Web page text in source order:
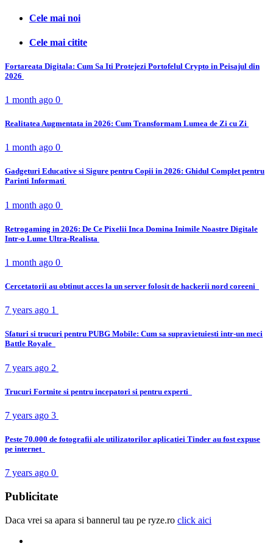
Cele mai noi
Cele mai citite
Fortareata Digitala: Cum Sa Iti Protejezi Portofelul Crypto in Peisajul din
2026
1 month ago 0
Realitatea Augmentata in 2026: Cum Transformam Lumea de Zi cu Zi
1 month ago 0
Gadgeturi Educative si Sigure pentru Copii in 2026: Ghidul Complet pentru
Parinti Informati
1 month ago 0
Retrogaming in 2026: De Ce Pixelii Inca Domina Inimile Noastre Digitale
Intr-o Lume Ultra-Realista
1 month ago 0
Cercetatorii au obtinut acces la un server folosit de hackerii nord coreeni
7 years ago 1
Sfaturi si trucuri pentru PUBG Mobile: Cum sa supravietuiesti intr-un meci
Battle Royale
7 years ago 2
Trucuri Fortnite si pentru incepatori si pentru experti
7 years ago 3
Peste 70.000 de fotografii ale utilizatorilor aplicatiei Tinder au fost expuse
pe internet
7 years ago 0
Publicitate
Daca vrei sa apara si bannerul tau pe ryze.ro click aici